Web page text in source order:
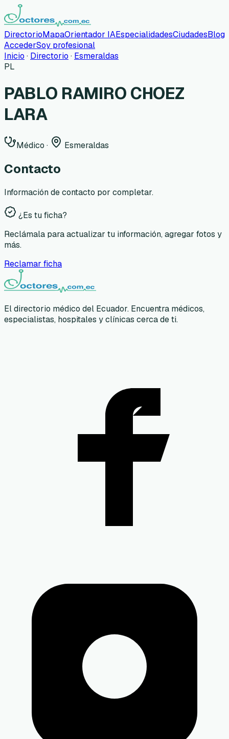
DirectorioMapaOrientador IAEspecialidadesCiudadesBlog
AccederSoy profesional
Inicio · Directorio · Esmeraldas
PL
PABLO RAMIRO CHOEZ
LARA
Médico · Esmeraldas
Contacto
Información de contacto por completar.
¿Es tu ficha?
Reclámala para actualizar tu información, agregar fotos y
más.
Reclamar ficha
El directorio médico del Ecuador. Encuentra médicos,
especialistas, hospitales y clínicas cerca de ti.